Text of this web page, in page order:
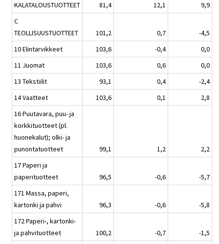
KALATALOUSTUOTTEET
81,4 12,1
9,9
C
TEOLLISUUSTUOTTEET
101,2 0,7
-4,5
10 Elintarvikkeet
103,6 -0,4
0,0
11 Juomat
103,6 0,6
0,0
13 Tekstiilit
93,1 0,4
-2,4
14 Vaatteet
103,6 0,1
2,8
16 Puutavara, puu- ja
korkkituotteet (pl.
huonekalut); olki- ja
punontatuotteet
99,1 1,2
2,2
17 Paperi ja
paperituotteet
96,5 -0,6
-5,7
171 Massa, paperi,
kartonki ja pahvi
96,3 -0,6
-5,8
172 Paperi-, kartonki-
ja pahvituotteet
100,2 -0,7
-1,5